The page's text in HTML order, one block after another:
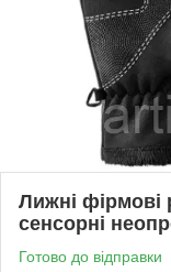
Лижні фірмові
сенсорні
Готово до відправки